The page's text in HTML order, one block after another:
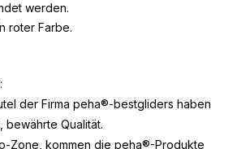
werden.
roter Farbe.
der Firma peha®-bestgliders haben
Qualität.
Zone, kommen die peha®-Produkte